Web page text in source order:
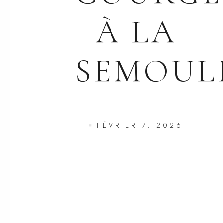
À LA
FÉVRIER 7, 2026